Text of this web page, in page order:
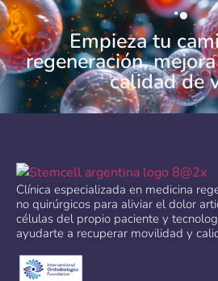
Empieza tu
regeneración,
calidad de
Clínica especializada en medicina
no quirúrgicos para aliviar el dolor
células del propio paciente y
ayudarte a recuperar movilidad y